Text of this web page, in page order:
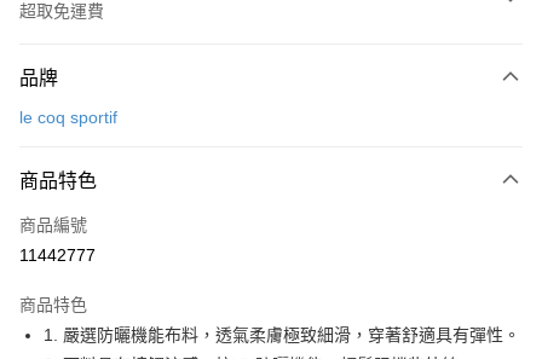
超取免運費
信用卡一次付款
LINE Pay
Apple Pay
悠遊付
品牌
le coq sportif
商品特色
商品編號
11442777
商品特色
1. 嚴選防曬機能布料，透氣柔膚極致細滑，穿著舒適具有彈性。